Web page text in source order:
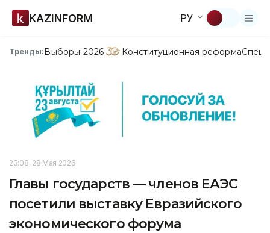
KAZINFORM РУ
Тренды:Выборы-2026 Конституционная реформа
23:08, 28 Мая 2026
Главы государств — членов ЕАЭС
посетили выставку Евразийского
экономического форума